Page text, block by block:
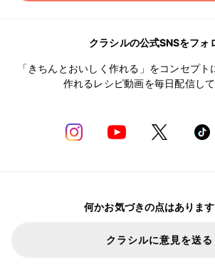
クラシルの公式SNSをフォ
「きちんとおいしく作れる」をコンセプト
作れるレシピ動画を毎日配信して
何かお気づきの点はありま
クラシルに意見を送る